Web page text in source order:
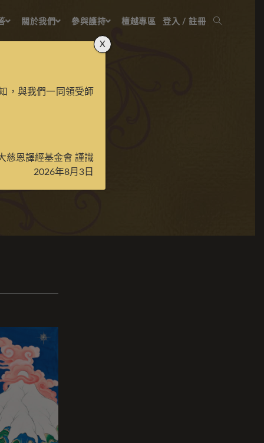
關於我們 參與護持 檀越專區 登入 / 註冊
，與我們一同領受師
慈恩譯經基金會 謹識
2026年8月3日
X